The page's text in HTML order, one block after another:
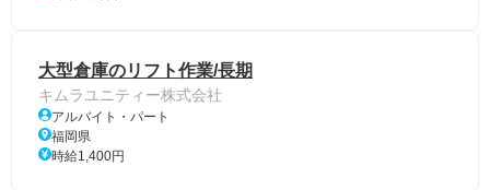
大型倉庫のリフト作業/長期
キムラユニティー株式会社
アルバイト・パート
福岡県
時給1,400円